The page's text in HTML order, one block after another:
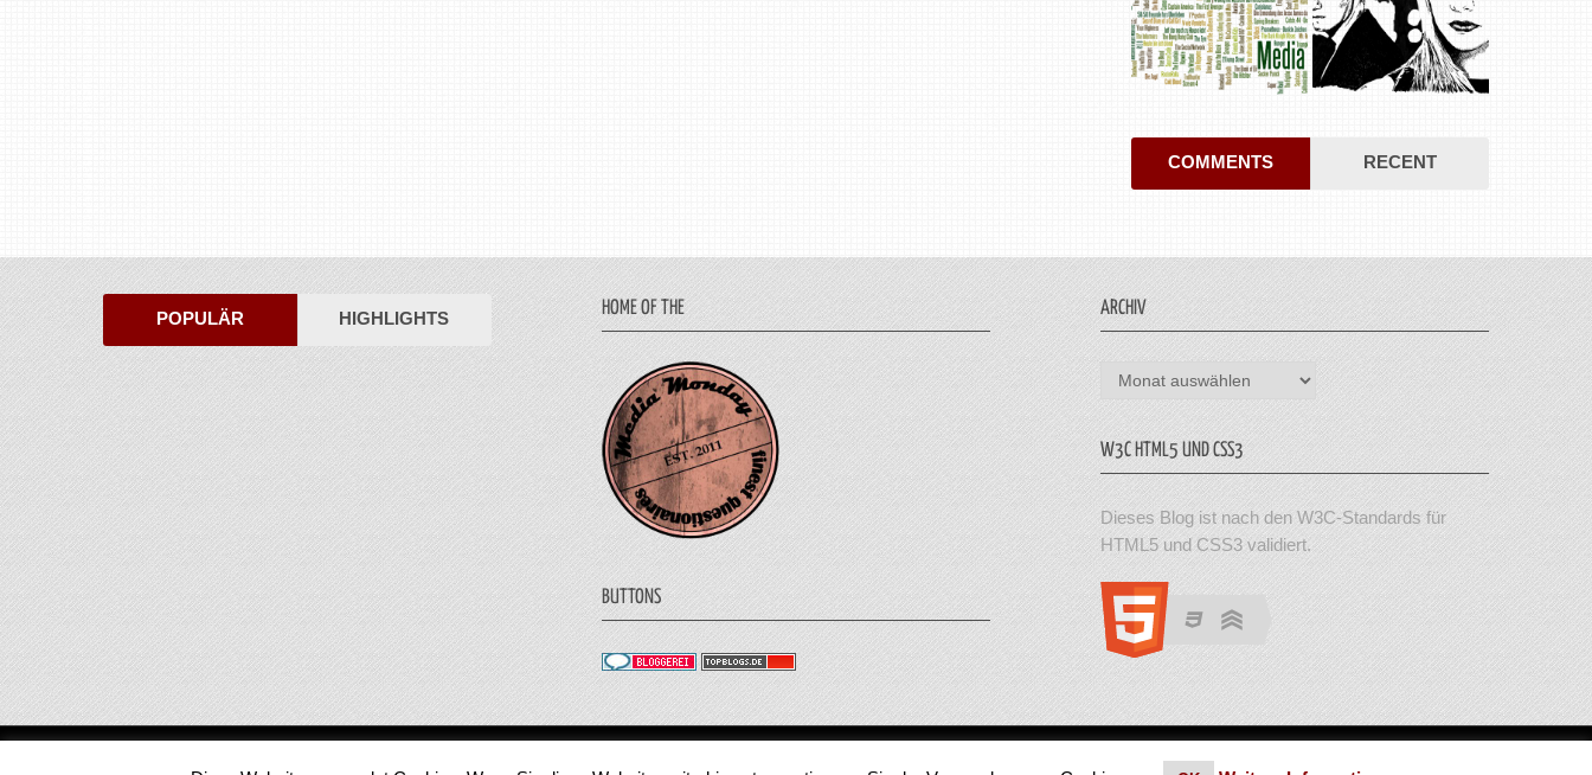
COMMENTS RECENT
POPULÄR HIGHLIGHTS HOME OF THE
BUTTONS
ARCHIV
Archiv
W3C HTML5 UND CSS3
Dieses Blog ist nach den W3C-Standards für
HTML5 und CSS3 validiert.
Medienjournal Copyright © 2026. © 2011 - 2018 Medienjournal. Alle Rechte vorbehalten. Theme von MyThemeShop. Impressum